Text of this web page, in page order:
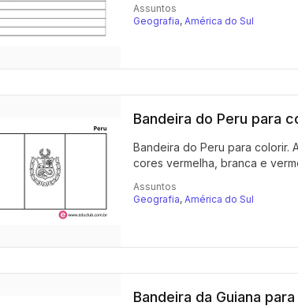
Assuntos
Geografia, América do Sul
Bandeira do Peru para
Bandeira do Peru para colorir.
cores vermelha, branca e
Assuntos
Geografia, América do Sul
Bandeira da Guiana